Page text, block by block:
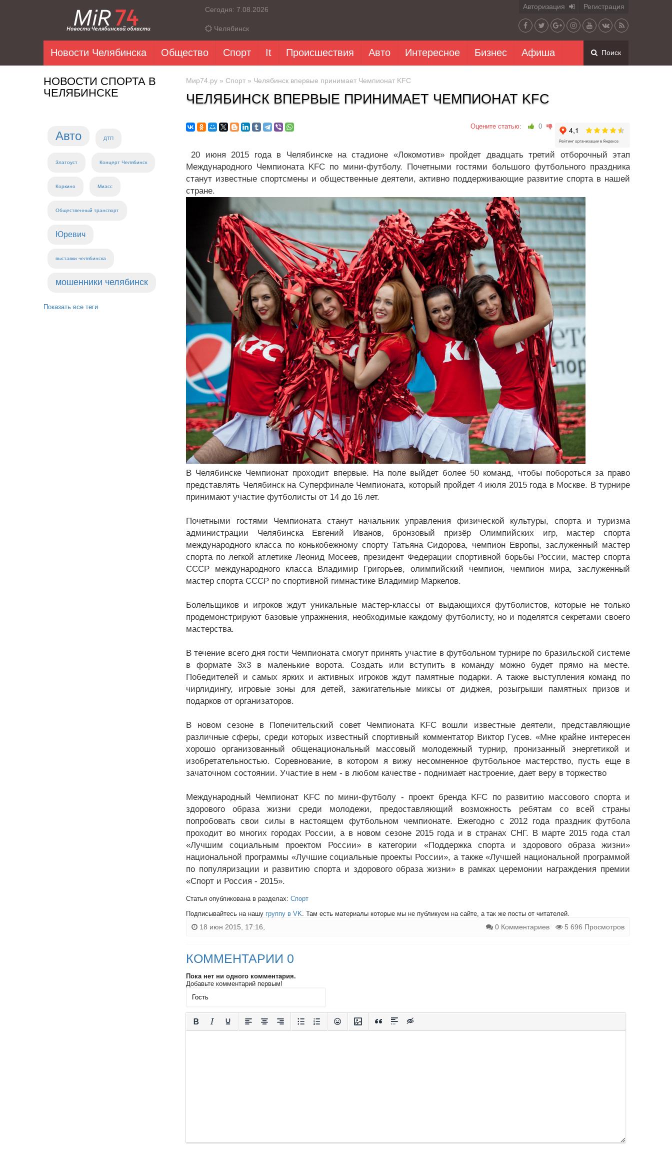
Сегодня: 7.08.2026
Челябинск
Авторизация Регистрация
Новости Челябинска Общество Спорт It Происшествия Авто Интересное Бизнес Афиша Поиск
НОВОСТИ СПОРТА В
ЧЕЛЯБИНСКЕ
Авто ДТП
Златоуст Концерт Челябинск
Коркино Миасс
Общественный транспорт
Юревич
выставки челябинска
мошенники челябинск
Показать все теги
Мир74.ру » Спорт » Челябинск впервые принимает Чемпионат KFC
ЧЕЛЯБИНСК ВПЕРВЫЕ ПРИНИМАЕТ ЧЕМПИОНАТ KFC
Оцените статью: 0
20 июня 2015 года в Челябинске на стадионе «Локомотив» пройдет двадцать третий отборочный этап
Международного Чемпионата KFC по мини-футболу. Почетными гостями большого футбольного праздника
станут известные спортсмены и общественные деятели, активно поддерживающие развитие спорта в нашей
стране.
В Челябинске Чемпионат проходит впервые. На поле выйдет более 50 команд, чтобы побороться за право
представлять Челябинск на Суперфинале Чемпионата, который пройдет 4 июля 2015 года в Москве. В турнире
принимают участие футболисты от 14 до 16 лет.
Почетными гостями Чемпионата станут начальник управления физической культуры, спорта и туризма
администрации Челябинска Евгений Иванов, бронзовый призёр Олимпийских игр, мастер спорта
международного класса по конькобежному спорту Татьяна Сидорова, чемпион Европы, заслуженный мастер
спорта по легкой атлетике Леонид Мосеев, президент Федерации спортивной борьбы России, мастер спорта
СССР международного класса Владимир Григорьев, олимпийский чемпион, чемпион мира, заслуженный
мастер спорта СССР по спортивной гимнастике Владимир Маркелов.
Болельщиков и игроков ждут уникальные мастер-классы от выдающихся футболистов, которые не только
продемонстрируют базовые упражнения, необходимые каждому футболисту, но и поделятся секретами своего
мастерства.
В течение всего дня гости Чемпионата смогут принять участие в футбольном турнире по бразильской системе
в формате 3х3 в маленькие ворота. Создать или вступить в команду можно будет прямо на месте.
Победителей и самых ярких и активных игроков ждут памятные подарки. А также выступления команд по
чирлидингу, игровые зоны для детей, зажигательные миксы от диджея, розыгрыши памятных призов и
подарков от организаторов.
В новом сезоне в Попечительский совет Чемпионата KFC вошли известные деятели, представляющие
различные сферы, среди которых известный спортивный комментатор Виктор Гусев. «Мне крайне интересен
хорошо организованный общенациональный массовый молодежный турнир, пронизанный энергетикой и
изобретательностью. Соревнование, в котором я вижу несомненное футбольное мастерство, пусть еще в
зачаточном состоянии. Участие в нем - в любом качестве - поднимает настроение, дает веру в торжество
Международный Чемпионат KFC по мини-футболу - проект бренда KFC по развитию массового спорта и
здорового образа жизни среди молодежи, предоставляющий возможность ребятам со всей страны
попробовать свои силы в настоящем футбольном чемпионате. Ежегодно с 2012 года праздник футбола
проходит во многих городах России, а в новом сезоне 2015 года и в странах СНГ. В марте 2015 года стал
«Лучшим социальным проектом России» в категории «Поддержка спорта и здорового образа жизни»
национальной программы «Лучшие социальные проекты России», а также «Лучшей национальной программой
по популяризации и развитию спорта и здорового образа жизни» в рамках церемонии награждения премии
«Спорт и Россия - 2015».
Статья опубликована в разделах: Спорт
Подписывайтесь на нашу группу в VK . Там есть материалы которые мы не публикуем на сайте, а так же посты от читателей.
18 июн 2015, 17:16, 0 Комментариев 5 696 Просмотров
КОММЕНТАРИИ 0
Пока нет ни одного комментария.
Добавьте комментарий первым!